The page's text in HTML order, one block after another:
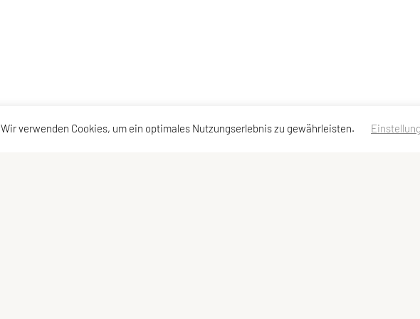
Wir verwenden Cookies, um ein optimales Nutzungserlebnis zu gewährleisten.